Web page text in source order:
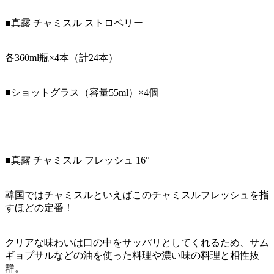
■真露 チャミスル ストロベリー
各360ml瓶×4本（計24本）
■ショットグラス（容量55ml）×4個
■真露 チャミスル フレッシュ 16°
韓国ではチャミスルといえばこのチャミスルフレッシュを指
すほどの定番！
クリアな味わいは口の中をサッパリとしてくれるため、サム
ギョプサルなどの油を使った料理や濃い味の料理と相性抜
群。